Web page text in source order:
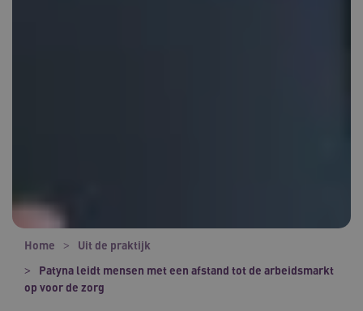
Home
Uit de praktijk
Patyna leidt mensen met een afstand tot de arbeidsmarkt
op voor de zorg